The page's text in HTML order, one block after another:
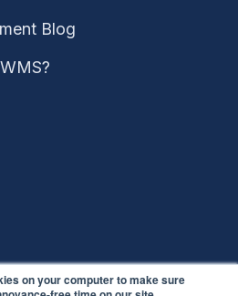
on your computer to make sure
Blog